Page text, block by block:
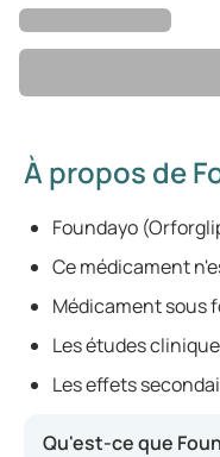
À propos de
Foundayo
Ce médicament
Médicament sous
Les études
Les effets
Qu'est-ce que